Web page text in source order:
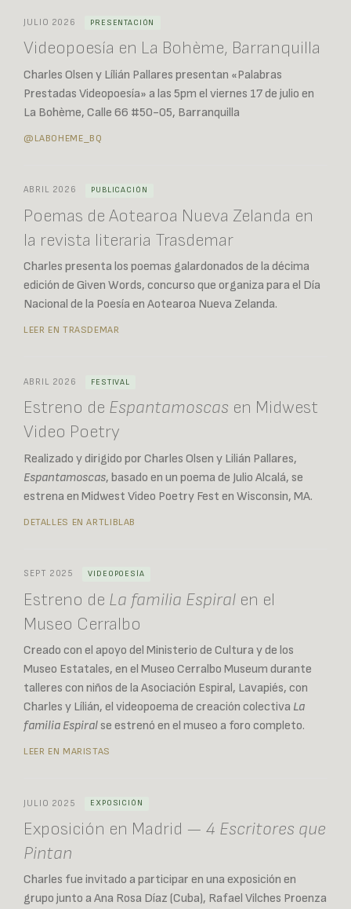
JULIO 2026 PRESENTACIÓN
Videopoesía en La Bohème, Barranquilla
Charles Olsen y Lílián Pallares presentan «Palabras
Prestadas Videopoesía» a las 5pm el viernes 17 de julio en
La Bohème, Calle 66 #50-05, Barranquilla
@LABOHEME_BQ
ABRIL 2026 PUBLICACIÓN
Poemas de Aotearoa Nueva Zelanda en
la revista literaria Trasdemar
Charles presenta los poemas galardonados de la décima
edición de Given Words, concurso que organiza para el Día
Nacional de la Poesía en Aotearoa Nueva Zelanda.
LEER EN TRASDEMAR
ABRIL 2026 FESTIVAL
Estreno de Espantamoscas en Midwest
Video Poetry
Realizado y dirigido por Charles Olsen y Lilián Pallares,
Espantamoscas, basado en un poema de Julio Alcalá, se
estrena en Midwest Video Poetry Fest en Wisconsin, MA.
DETALLES EN ARTLIBLAB
SEPT 2025 VIDEOPOESÍA
Estreno de La familia Espiral en el
Museo Cerralbo
Creado con el apoyo del Ministerio de Cultura y de los
Museo Estatales, en el Museo Cerralbo Museum durante
talleres con niños de la Asociación Espiral, Lavapiés, con
Charles y Lílián, el videopoema de creación colectiva La
familia Espiral se estrenó en el museo a foro completo.
LEER EN MARISTAS
JULIO 2025 EXPOSICIÓN
Exposición en Madrid — 4 Escritores que
Pintan
Charles fue invitado a participar en una exposición en
grupo junto a Ana Rosa Díaz (Cuba), Rafael Vilches Proenza